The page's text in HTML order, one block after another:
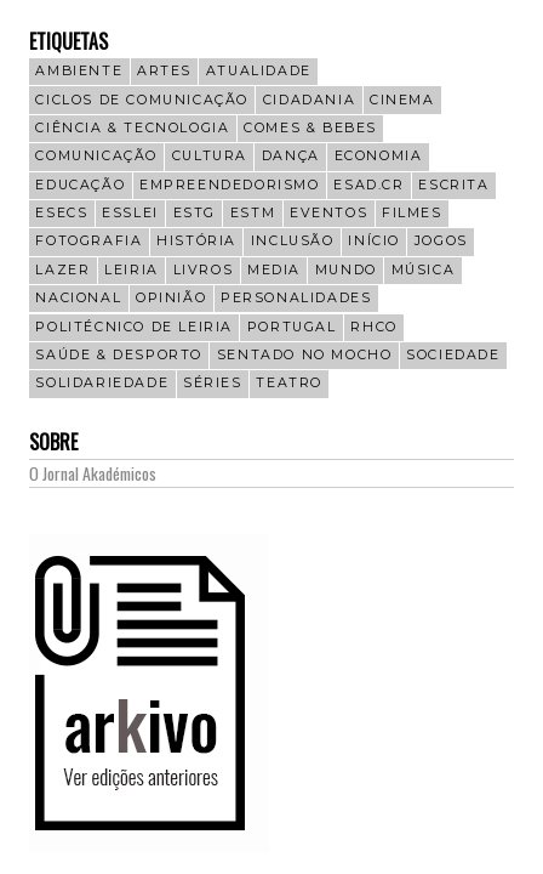
ETIQUETAS
AMBIENTE ARTES
ATUALIDADE
CICLOS DE COMUNICAÇÃO
CIDADANIA
CINEMA
CIÊNCIA & TECNOLOGIA
COMES & BEBES
COMUNICAÇÃO
CULTURA DANÇA
ECONOMIA
EDUCAÇÃO
EMPREENDEDORISMO ESAD.CR
ESCRITA
ESECS
ESSLEI ESTG ESTM EVENTOS
FILMES
FOTOGRAFIA
HISTÓRIA INCLUSÃO INÍCIO
JOGOS
LAZER
LEIRIA LIVROS MEDIA MUNDO
MÚSICA
NACIONAL
OPINIÃO
PERSONALIDADES
POLITÉCNICO DE LEIRIA
PORTUGAL
RHCO
SAÚDE & DESPORTO
SENTADO NO MOCHO
SOCIEDADE
SOLIDARIEDADE
SÉRIES TEATRO
SOBRE
O Jornal Akadémicos